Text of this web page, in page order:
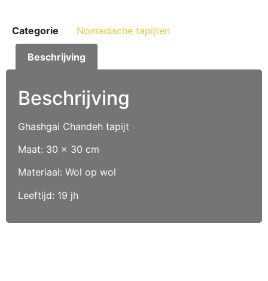
Categorie Nomadische tapijten
Beschrijving
Beschrijving
Ghashgai Chandeh tapijt
Maat: 30 x 30 cm
Materiaal: Wol op wol
Leeftijd: 19 jh